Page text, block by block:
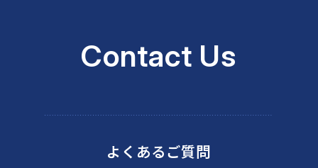
Contact Us
よくあるご質問